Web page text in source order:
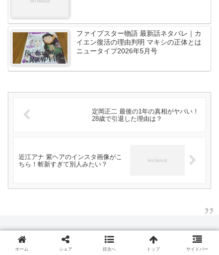
ファイブスター物語 最新話ネタバレ｜カ
イエン復活の理由判明 マキシの正体とは
ニュータイプ2026年5月号
定岡正二 最後の1年の真相がヤバい！
28歳で引退した理由は？
近江アナ 紫ヘアのインスタ画像がこ
ちら！斬新すぎて別人みたい？
ホーム シェア 目次へ トップ サイドバー